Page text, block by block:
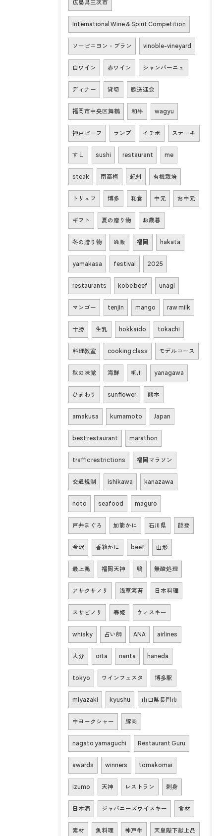
広島県三次市
International Wine & Spirit Competition
ソービニヨン・ブラン vinoble-vineyard
白ワイン 赤ワイン シャンパーニュ
ディナー 貸切 歓送迎会
福岡市中央区舞鶴 和牛 wagyu
神戸ビーフ ランプ イチボ ステーキ
すし sushi restaurant me
steak 南高梅 紀州 有機栽培
トリュフ 博多 和食 中元 お中元
ギフト 夏の贈り物 お歳暮
冬の贈り物 通販 福岡 hakata
yamakasa festival 2025
restaurants kobe beef unagi
マンゴー tenjin mango raw milk
十勝 生乳 hokkaido tokachi
料理教室 cooking class モデルコース
秋の味覚 海鮮 柳川 yanagawa
ひまわり sunflower 熊本
amakusa kumamoto Japan
best restaurant marathon
traffic restrictions 福岡マラソン
交通規制 ishikawa kanazawa
noto seafood maguro
戸井まぐろ 加能かに 石川県 能登
金沢 香箱かに beef 山形
最上鴨 福岡天神 鴨 無酸処理
アサクサノリ 浅草海苔 日本料理
スサビノリ 春姫 ウィスキー
whisky 占い師 ANA airlines
大分 oita narita haneda
tokyo ワインフェスタ 博多駅
miyazaki kyushu 山口県長門市
中ヨークシャー 豚肉
nagato yamaguchi Restaurant Guru
awards winners tomakomai
izumo 天神 レストラン 刺身
日本酒 ジャパニーズウイスキー 食材
素材 魚料理 神戸牛 天皇陛下献上品